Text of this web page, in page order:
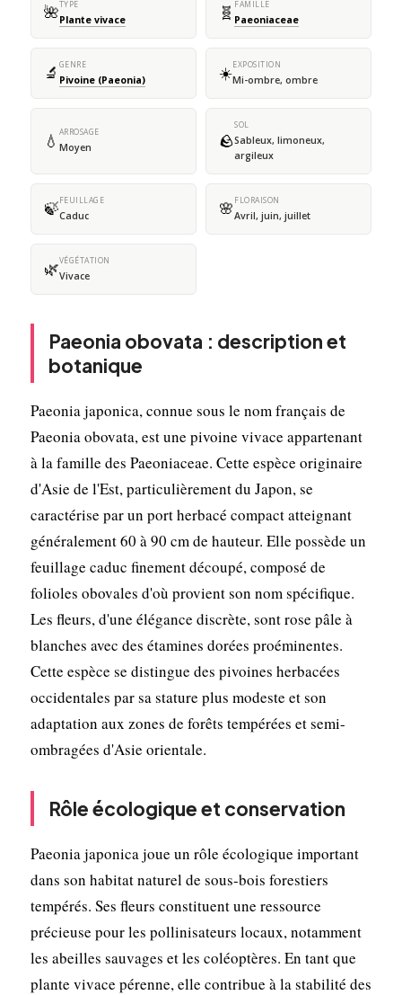
🌺TYPE
Plante vivace 🧬 FAMILLE
Paeoniaceae
🔬 GENRE
Pivoine (Paeonia) ☀️EXPOSITION
Mi-ombre, ombre
💧 ARROSAGE
Moyen 🪨
SOL
Sableux, limoneux,
argileux
🍃FEUILLAGE
Caduc 🌸 FLORAISON
Avril, juin, juillet
🌿VÉGÉTATION
Vivace
Paeonia obovata : description et
botanique
Paeonia japonica, connue sous le nom français de
Paeonia obovata, est une pivoine vivace appartenant
à la famille des Paeoniaceae. Cette espèce originaire
d'Asie de l'Est, particulièrement du Japon, se
caractérise par un port herbacé compact atteignant
généralement 60 à 90 cm de hauteur. Elle possède un
feuillage caduc finement découpé, composé de
folioles obovales d'où provient son nom spécifique.
Les fleurs, d'une élégance discrète, sont rose pâle à
blanches avec des étamines dorées proéminentes.
Cette espèce se distingue des pivoines herbacées
occidentales par sa stature plus modeste et son
adaptation aux zones de forêts tempérées et semi-
ombragées d'Asie orientale.
Rôle écologique et conservation
Paeonia japonica joue un rôle écologique important
dans son habitat naturel de sous-bois forestiers
tempérés. Ses fleurs constituent une ressource
précieuse pour les pollinisateurs locaux, notamment
les abeilles sauvages et les coléoptères. En tant que
plante vivace pérenne, elle contribue à la stabilité des